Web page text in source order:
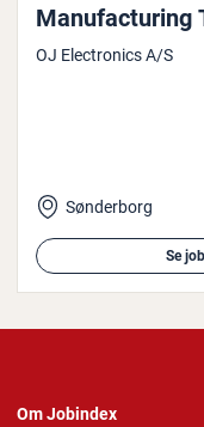
Ma­nu­fa­c­turing
OJ Electronics A/S
Sønderborg
Se
Om Jobindex